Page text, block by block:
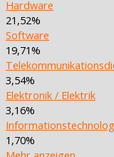
Hardware
21,52%
Software
19,71%
3,54%
Elektronik / Elektrik
3,16%
1,70%